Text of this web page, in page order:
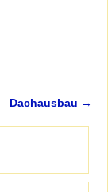
Dachausbau →